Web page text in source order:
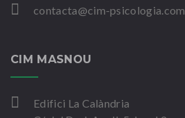
contacta@cim-psicologia.com
CIM MASNOU
Edifici La Calàndria